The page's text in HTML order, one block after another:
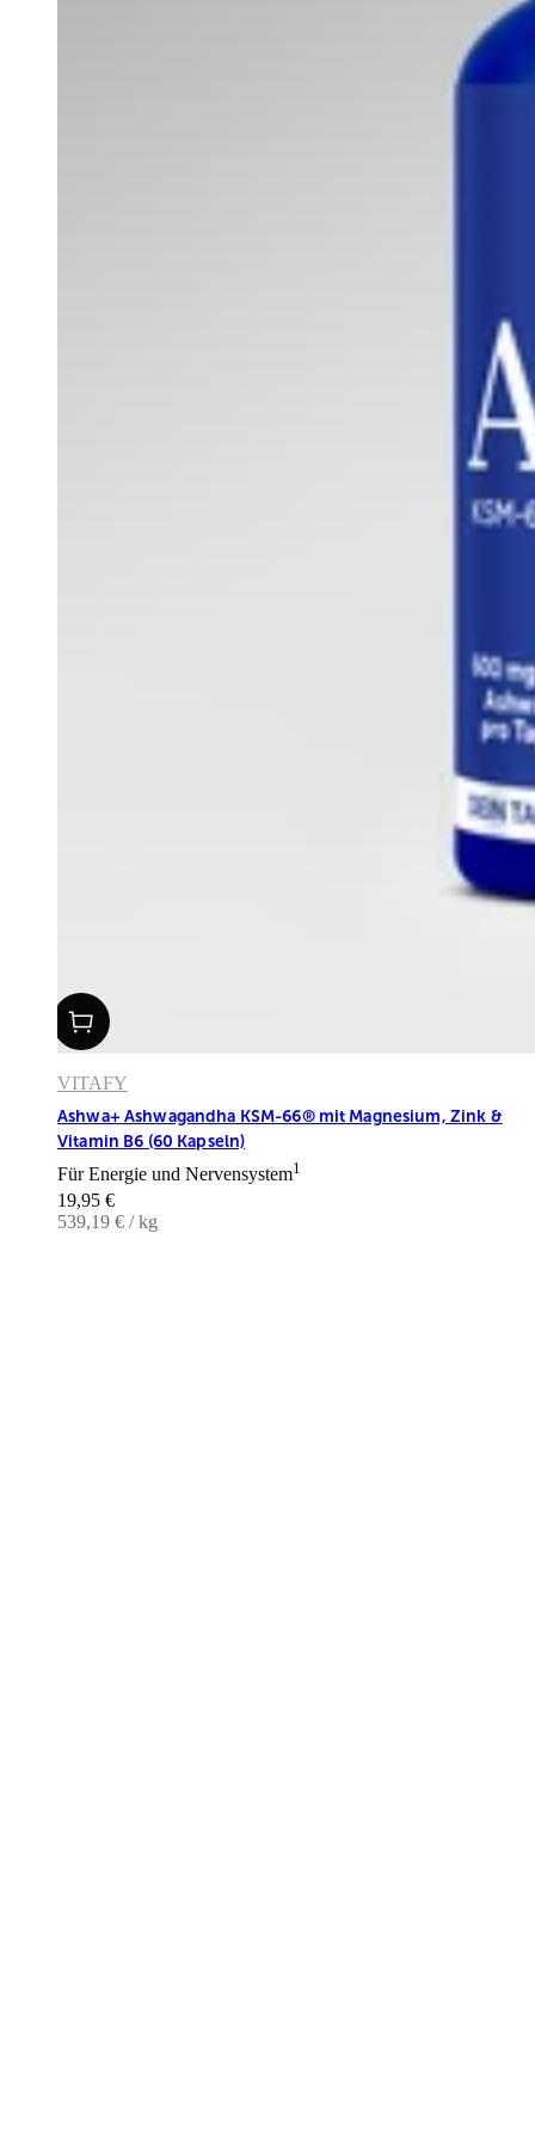
VITAFY
Ashwa+ Ashwagandha KSM-66® mit Magnesium, Zink &
Vitamin B6 (60 Kapseln)
Für Energie und Nervensystem1
Angebot
19,95 €
539,19 € / kg